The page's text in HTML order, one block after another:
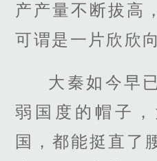
产产量不断拔高
可谓是一片欣欣
大秦如今早
弱国度的帽子
国，都能挺直了